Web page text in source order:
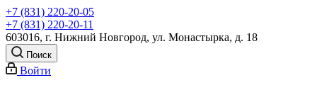
+7 (831) 220-20-05
+7 (831) 220-20-11
603016, г. Нижний Новгород, ул. Монастырка, д. 18
Поиск
Войти